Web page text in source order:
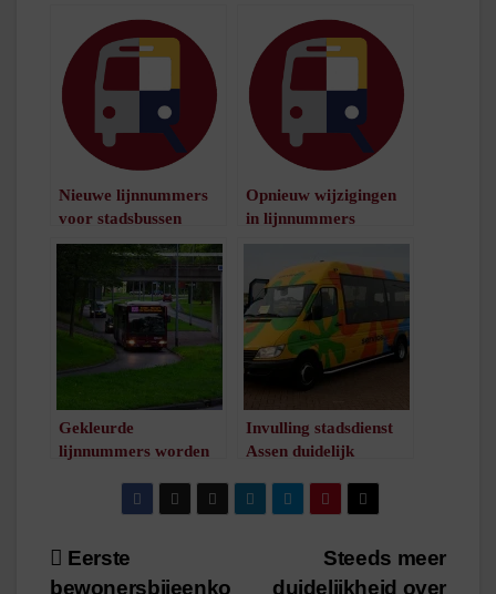
Nieuwe lijnnummers
voor stadsbussen
Groningen
minuut leestijd
Opnieuw wijzigingen
in lijnnummers
minuut leestijd
Gekleurde
lijnnummers worden
minuut leestijd
Invulling stadsdienst
Assen duidelijk
Bericht
Steeds meer
duidelijkheid over
Eerste
bewonersbijeenko